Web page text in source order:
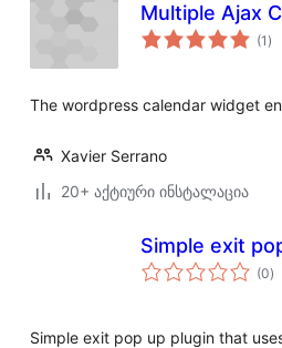
Multiple Ajax
(1 )
The wordpress calendar widget
Xavier Serrano
20+ აქტიური ინსტალაცია
Simple exit
(0)
Simple exit pop up plugin that